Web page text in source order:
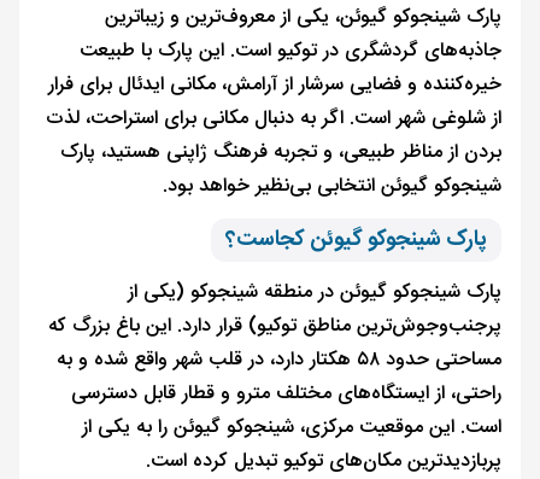
پارک شینجوکو گیوئن، یکی از معروف‌ترین و زیباترین
جاذبه‌های گردشگری در توکیو است. این پارک با طبیعت
خیره‌کننده و فضایی سرشار از آرامش، مکانی ایدئال برای فرار
از شلوغی شهر است. اگر به دنبال مکانی برای استراحت، لذت
بردن از مناظر طبیعی، و تجربه فرهنگ ژاپنی هستید، پارک
شینجوکو گیوئن انتخابی بی‌نظیر خواهد بود.
پارک شینجوکو گیوئن کجاست؟
پارک شینجوکو گیوئن در منطقه شینجوکو (یکی از
پرجنب‌وجوش‌ترین مناطق توکیو) قرار دارد. این باغ بزرگ که
مساحتی حدود ۵۸ هکتار دارد، در قلب شهر واقع شده و به
راحتی، از ایستگاه‌های مختلف مترو و قطار قابل دسترسی
است. این موقعیت مرکزی، شینجوکو گیوئن را به یکی از
پربازدیدترین مکان‌های توکیو تبدیل کرده است.